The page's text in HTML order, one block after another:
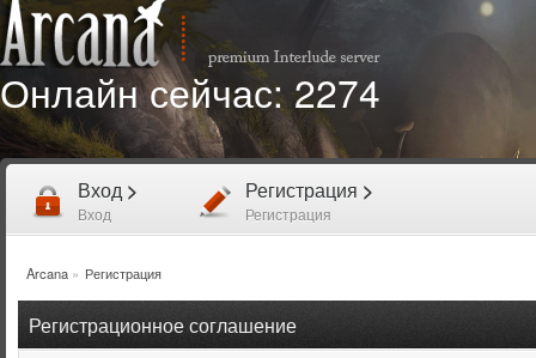
Онлайн сейчас:2274
Вход >
Вход
Регистрация >
Регистрация
Arcana» Регистрация
Регистрационное соглашение